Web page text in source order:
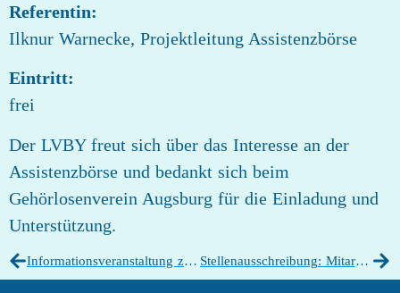
Referentin:
Ilknur Warnecke, Projektleitung Assistenzbörse
Eintritt:
frei
Der LVBY freut sich über das Interesse an der
Assistenzbörse und bedankt sich beim
Gehörlosenverein Augsburg für die Einladung und
Unterstützung.
Informationsveranstaltung zur DGS-Sprachzertifizierung am 11. Mai 2026 Stellenausschreibung: Mitarbeit im Bereich Soziales & Gesundheit / Seniorenarbeit